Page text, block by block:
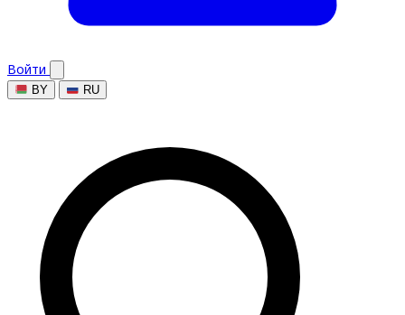
Войти
BY RU